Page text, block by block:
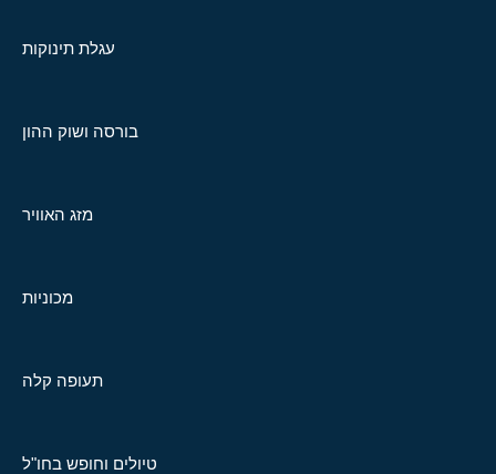
עגלת תינוקות
בורסה ושוק ההון
מזג האוויר
מכוניות
תעופה קלה
טיולים וחופש בחו"ל